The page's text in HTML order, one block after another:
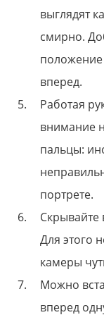
выглядят
смирно.
положение
вперед.
Работая
внимание
пальцы:
портрете.
Скрывайте
Для этого
камеры
Можно
вперед